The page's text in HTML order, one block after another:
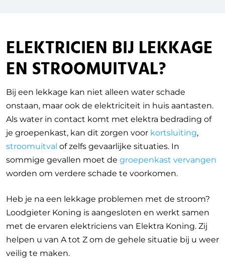
ELEKTRICIEN BIJ LEKKAGE
EN STROOMUITVAL?
Bij een lekkage kan niet alleen water schade
onstaan, maar ook de elektriciteit in huis aantasten.
Als water in contact komt met elektra bedrading of
je groepenkast, kan dit zorgen voor kortsluiting,
stroomuitval of zelfs gevaarlijke situaties. In
sommige gevallen moet de groepenkast vervangen
worden om verdere schade te voorkomen.
Heb je na een lekkage problemen met de stroom?
Loodgieter Koning is aangesloten en werkt samen
met de ervaren elektriciens van Elektra Koning. Zij
helpen u van A tot Z om de gehele situatie bij u weer
veilig te maken.